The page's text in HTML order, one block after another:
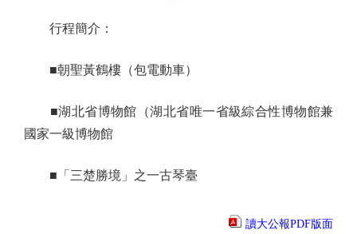
行程簡介：
■朝聖黃鶴樓（包電動車）
■湖北省博物館（湖北省唯一省級綜合性博物館兼
國家一級博物館
■「三楚勝境」之一古琴臺
讀大公報PDF版面